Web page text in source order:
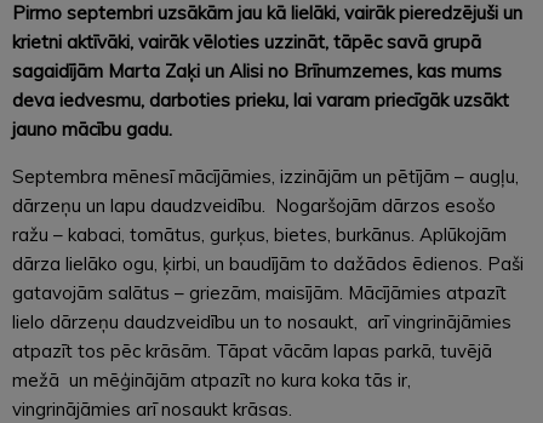
Pirmo septembri uzsākām jau kā lielāki, vairāk pieredzējuši un
krietni aktīvāki, vairāk vēloties uzzināt, tāpēc savā grupā
sagaidījām Marta Zaķi un Alisi no Brīnumzemes, kas mums
deva iedvesmu, darboties prieku, lai varam priecīgāk uzsākt
jauno mācību gadu.
Septembra mēnesī mācījāmies, izzinājām un pētījām – augļu,
dārzeņu un lapu daudzveidību. Nogaršojām dārzos esošo
ražu – kabaci, tomātus, gurķus, bietes, burkānus. Aplūkojām
dārza lielāko ogu, ķirbi, un baudījām to dažādos ēdienos. Paši
gatavojām salātus – griezām, maisījām. Mācījāmies atpazīt
lielo dārzeņu daudzveidību un to nosaukt, arī vingrinājāmies
atpazīt tos pēc krāsām. Tāpat vācām lapas parkā, tuvējā
mežā un mēģinājām atpazīt no kura koka tās ir,
vingrinājāmies arī nosaukt krāsas.